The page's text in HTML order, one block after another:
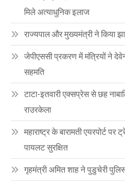
मिले अत्याधुनिक इलाज
राज्यपाल और मुख्यमंत्री ने किया
जेपीएससी प्रकरण में मंत्रियों ने
सहमति
टाटा-इतवारी एक्सप्रेस से छह
राउरकेला
महाराष्ट्र के बारामती एयरपोर्ट
पायलट सुरक्षित
गृहमंत्री अमित शाह ने पुडुचेरी पुलिस